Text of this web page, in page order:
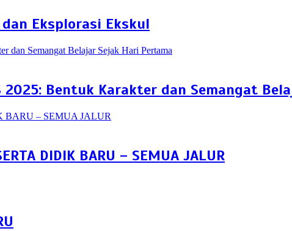
Eksplorasi Ekskul
2025: Bentuk Karakter dan Semangat
DIDIK BARU – SEMUA JALUR